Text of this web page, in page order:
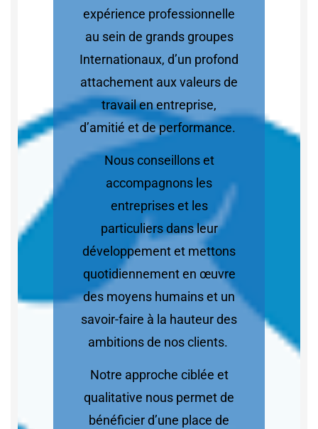
expérience professionnelle
au sein de grands groupes
Internationaux, d’un profond
attachement aux valeurs de
travail en entreprise,
d’amitié et de performance.
Nous conseillons et
accompagnons les
entreprises et les
particuliers dans leur
développement et mettons
quotidiennement en œuvre
des moyens humains et un
savoir-faire à la hauteur des
ambitions de nos clients.
Notre approche ciblée et
qualitative nous permet de
bénéficier d’une place de